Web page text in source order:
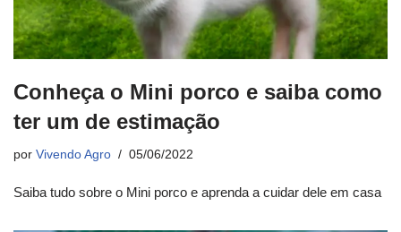
Conheça o Mini porco e saiba como
ter um de estimação
por Vivendo Agro 05/06/2022
Saiba tudo sobre o Mini porco e aprenda a cuidar dele em casa